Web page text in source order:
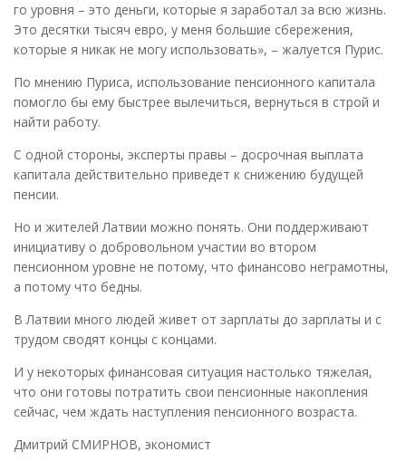
го уровня – это деньги, которые я заработал за всю жизнь.
Это десятки тысяч евро, у меня большие сбережения,
которые я никак не могу использовать», – жалуется Пурис.
По мнению Пуриса, использование пенсионного капитала
помогло бы ему быстрее вылечиться, вернуться в строй и
найти работу.
С одной стороны, эксперты правы – досрочная выплата
капитала действительно приведет к снижению будущей
пенсии.
Но и жителей Латвии можно понять. Они поддерживают
инициативу о добровольном участии во втором
пенсионном уровне не потому, что финансово неграмотны,
а потому что бедны.
В Латвии много людей живет от зарплаты до зарплаты и с
трудом сводят концы с концами.
И у некоторых финансовая ситуация настолько тяжелая,
что они готовы потратить свои пенсионные накопления
сейчас, чем ждать наступления пенсионного возраста.
Дмитрий СМИРНОВ, экономист